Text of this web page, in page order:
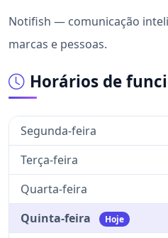
Notifish — comunicação
marcas e pessoas.
Horários de
Segunda-feira
Terça-feira
Quarta-feira
Quinta-feira
Hoje